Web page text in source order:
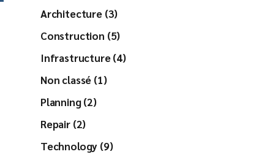
Architecture (3)
Construction (5)
Infrastructure (4)
Non classé (1)
Planning (2)
Repair (2)
Technology (9)